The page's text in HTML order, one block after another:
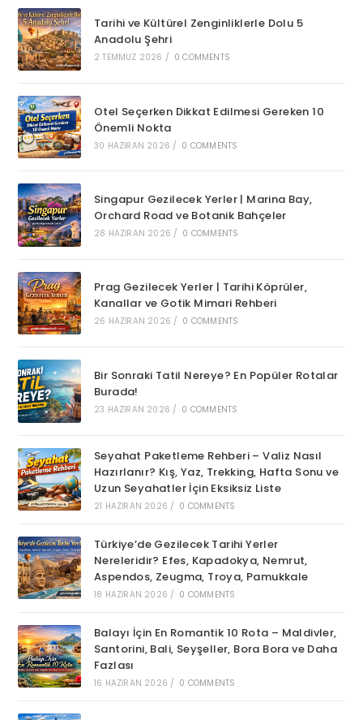
Tarihi ve Kültürel Zenginliklerle Dolu 5
Anadolu Şehri
2 TEMMUZ 2026 / 0 COMMENTS
Otel Seçerken Dikkat Edilmesi Gereken 10
Önemli Nokta
30 HAZIRAN 2026 / 0 COMMENTS
Singapur Gezilecek Yerler | Marina Bay,
Orchard Road ve Botanik Bahçeler
28 HAZIRAN 2026 / 0 COMMENTS
Prag Gezilecek Yerler | Tarihi Köprüler,
Kanallar ve Gotik Mimari Rehberi
26 HAZIRAN 2026 / 0 COMMENTS
Bir Sonraki Tatil Nereye? En Popüler Rotalar
Burada!
23 HAZIRAN 2026 / 0 COMMENTS
Seyahat Paketleme Rehberi – Valiz Nasıl
Hazırlanır? Kış, Yaz, Trekking, Hafta Sonu ve
Uzun Seyahatler İçin Eksiksiz Liste
21 HAZIRAN 2026 / 0 COMMENTS
Türkiye’de Gezilecek Tarihi Yerler
Nereleridir? Efes, Kapadokya, Nemrut,
Aspendos, Zeugma, Troya, Pamukkale
18 HAZIRAN 2026 / 0 COMMENTS
Balayı İçin En Romantik 10 Rota – Maldivler,
Santorini, Bali, Seyşeller, Bora Bora ve Daha
Fazlası
16 HAZIRAN 2026 / 0 COMMENTS